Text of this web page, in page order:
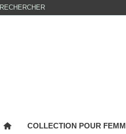
RECHERCHER
COLLECTION POUR